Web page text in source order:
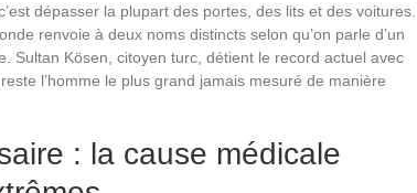
dépasser la plupart des portes, des lits et des voitures.
renvoie à deux noms distincts selon qu’on parle d’un
Sultan Kösen, citoyen turc, détient le record actuel avec
l’homme le plus grand jamais mesuré de manière
: la cause médicale